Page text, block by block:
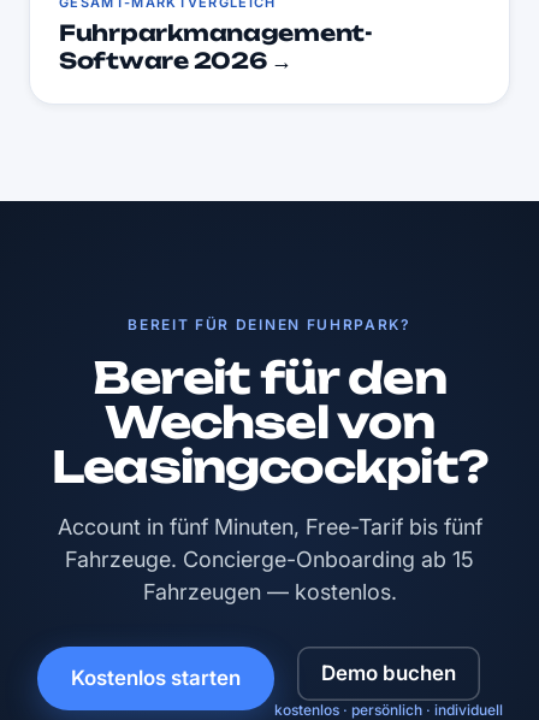
Fuhrparkmanagement-
Software 2026 →
BEREIT FÜR DEINEN FUHRPARK?
Bereit für den
Wechsel von
Leasingcockpit?
Account in fünf Minuten, Free-Tarif bis fünf
Fahrzeuge. Concierge-Onboarding ab 15
Fahrzeugen — kostenlos.
Kostenlos starten Demo buchen
kostenlos · persönlich · individuell